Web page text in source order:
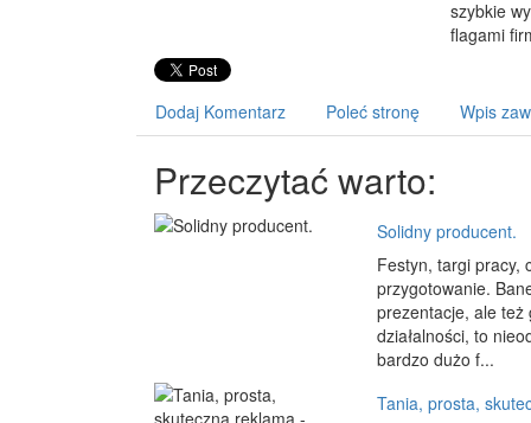
szybkie
flagami
Dodaj Komentarz Poleć stronę Wpis
Przeczytać warto:
Solidny producent.
Festyn, targi pracy,
przygotowanie.
prezentacje, ale też
działalności, to
bardzo dużo f...
Tania, prosta,